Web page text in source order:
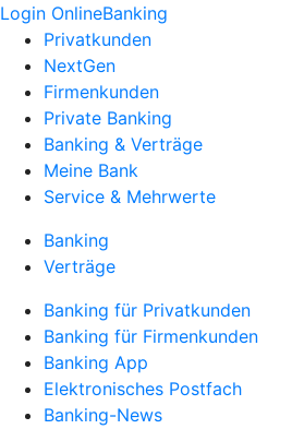
Login OnlineBanking
Privatkunden
NextGen
Firmenkunden
Private Banking
Banking & Verträge
Meine Bank
Service & Mehrwerte
Banking
Verträge
Banking für Privatkunden
Banking für Firmenkunden
Banking App
Elektronisches Postfach
Banking-News